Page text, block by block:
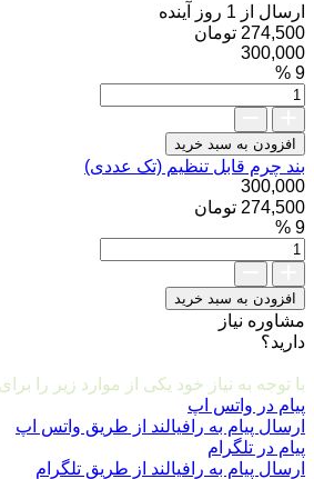
ارسال از 1 روز آینده
274,500 تومان
300,000
9 %
بند
چرم
قابل
تنظیم
(تک
عددی)
عدد
افزودن به سبد خرید
بند چرم قابل تنظیم (تک عددی)
300,000
274,500 تومان
9 %
بند
چرم
قابل
تنظیم
(تک
عددی)
عدد
افزودن به سبد خرید
مشاوره نیاز
دارید؟
با توجه به نیاز خود یکی از موارد زیر را
پیام در واتس اپ
ارسال پیام به رافیالند از طریق واتس اپ
پیام در تلگرام
ارسال پیام به رافیالند از طریق تلگرام